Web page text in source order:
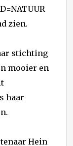
zien.
stichting
mooier en
haar
Hein